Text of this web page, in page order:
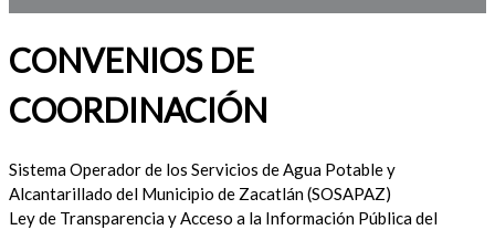
CONVENIOS DE
COORDINACIÓN
Sistema Operador de los Servicios de Agua Potable y
Alcantarillado del Municipio de Zacatlán (SOSAPAZ)
Ley de Transparencia y Acceso a la Información Pública del